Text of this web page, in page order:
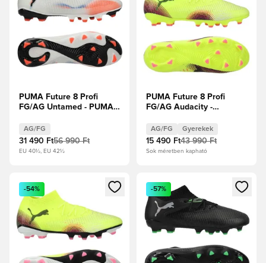
PUMA Future 8 Profi
FG/AG Untamed - PUMA
piros
AG/FG
31 490 Ft56 990 Ft
EU 40½, EU 42½
PUMA Future 8 Profi
FG/AG Audacity -
sárga/PUMA
Fekete/Napfényes Gyerek
AG/FG Gyerekek
15 490 Ft43 990 Ft
Sok méretben kapható
Megnyit egy modált a bejelentkezéshez vagy a tagként
-54%
Megnyit egy modált a
-57%